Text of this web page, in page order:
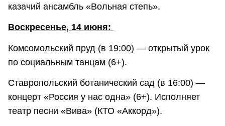
казачий ансамбль «Вольная степь».
Воскресенье, 14 июня:
Комсомольский пруд (в 19:00) — открытый урок
по социальным танцам (6+).
Ставропольский ботанический сад (в 16:00) —
концерт «Россия у нас одна» (6+). Исполняет
театр песни «Вива» (КТО «Аккорд»).